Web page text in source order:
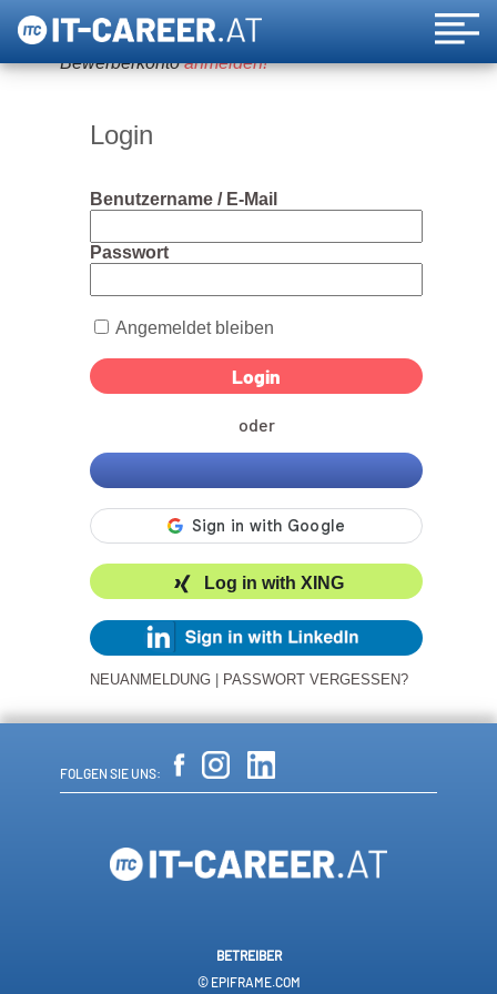
Um diese Funktion nutzen zu können, bitte ein
Bewerberkontoanmelden!
Login
Benutzername / E-Mail
Passwort
Angemeldet bleiben
oder
Log in with XING
NEUANMELDUNG PASSWORT VERGESSEN?
FOLGEN SIE UNS:
BETREIBER
© EPIFRAME.COM